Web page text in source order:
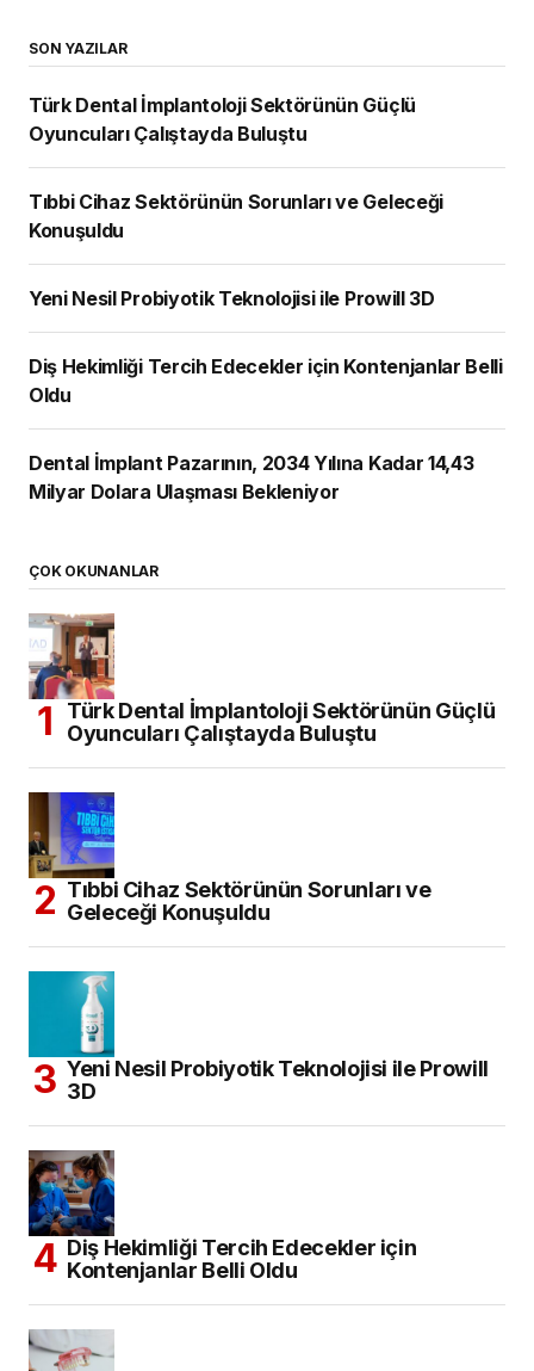
SON YAZILAR
Türk Dental İmplantoloji Sektörünün Güçlü
Oyuncuları Çalıştayda Buluştu
Tıbbi Cihaz Sektörünün Sorunları ve Geleceği
Konuşuldu
Yeni Nesil Probiyotik Teknolojisi ile Prowill 3D
Diş Hekimliği Tercih Edecekler için Kontenjanlar Belli
Oldu
Dental İmplant Pazarının, 2034 Yılına Kadar 14,43
Milyar Dolara Ulaşması Bekleniyor
ÇOK OKUNANLAR
Türk Dental İmplantoloji Sektörünün Güçlü
Oyuncuları Çalıştayda Buluştu
Tıbbi Cihaz Sektörünün Sorunları ve
Geleceği Konuşuldu
Yeni Nesil Probiyotik Teknolojisi ile Prowill
3D
Diş Hekimliği Tercih Edecekler için
Kontenjanlar Belli Oldu